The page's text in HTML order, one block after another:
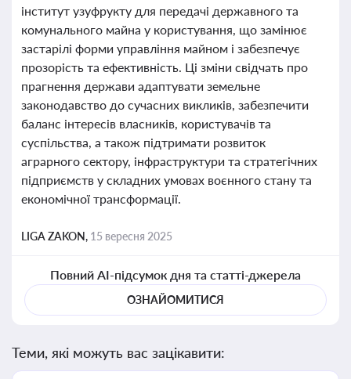
інститут узуфрукту для передачі державного та
комунального майна у користування, що замінює
застарілі форми управління майном і забезпечує
прозорість та ефективність. Ці зміни свідчать про
прагнення держави адаптувати земельне
законодавство до сучасних викликів, забезпечити
баланс інтересів власників, користувачів та
суспільства, а також підтримати розвиток
аграрного сектору, інфраструктури та стратегічних
підприємств у складних умовах воєнного стану та
економічної трансформації.
LIGA ZAKON, 15 вересня 2025
Повний AI-підсумок дня та статті-джерела
ОЗНАЙОМИТИСЯ
Теми, які можуть вас зацікавити: